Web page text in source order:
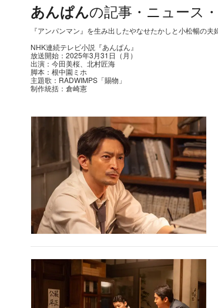
あんぱんの記事・ニュース
『アンパンマン』を生み出したやなせたかしと小松暢の夫
NHK連続テレビ小説『あんぱん』
放送開始：2025年3月31日（月）
出演：今田美桜、北村匠海
脚本：根中園ミホ
主題歌：RADWIMPS「賜物」
制作統括：倉崎憲